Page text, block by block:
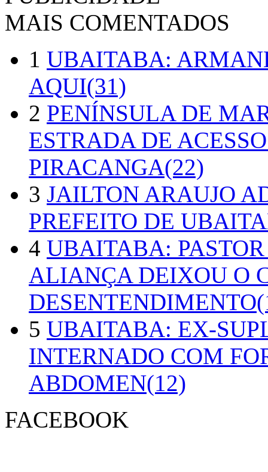
MAIS COMENTADOS
1 UBAITABA:
AQUI(31)
2 PENÍNSULA DE
ESTRADA DE
PIRACANGA(22)
3 JAILTON ARAUJO
PREFEITO DE
4 UBAITABA:
ALIANÇA DEIXOU O
5 UBAITABA: EX-
INTERNADO COM
ABDOMEN(12)
FACEBOOK